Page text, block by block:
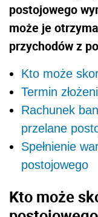
postojowego
może je
przychodów z
Kto może
Termin
Rachunek
przelane
Spełnienie
postojowego
Kto może